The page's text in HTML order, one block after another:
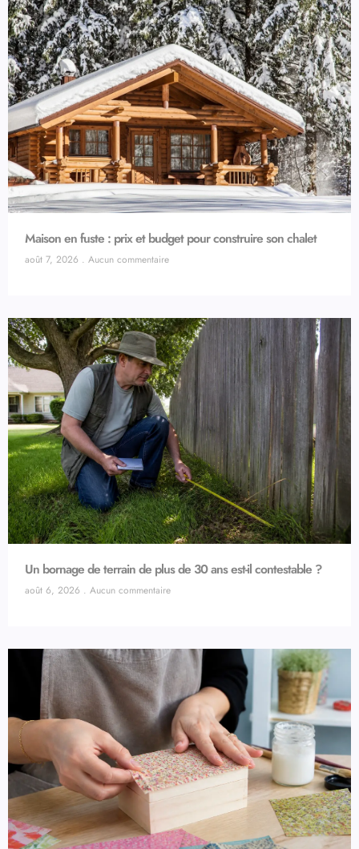
Maison en fuste : prix et budget pour construire son chalet
août 7, 2026 Aucun commentaire
Un bornage de terrain de plus de 30 ans est-il contestable ?
août 6, 2026 Aucun commentaire